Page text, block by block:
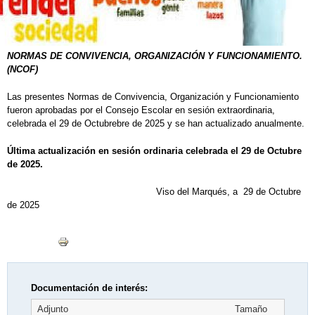
NORMAS DE CONVIVENCIA, ORGANIZACIÓN Y FUNCIONAMIENTO.
(NCOF)
Las presentes Normas de Convivencia, Organización y Funcionamiento
fueron aprobadas por el Consejo Escolar en sesión extraordinaria,
celebrada el 29 de Octubrebre de 2025 y se han actualizado anualmente.
Última actualización en sesión ordinaria celebrada el 29 de Octubre
de 2025.
Viso del Marqués, a 29 de Octubre
de 2025
Documentación de interés:
Adjunto Tamaño